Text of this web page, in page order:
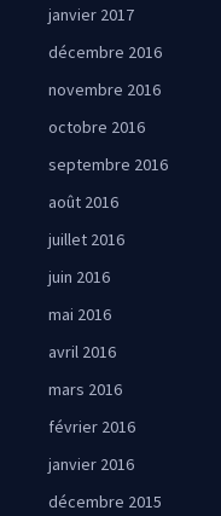
janvier 2017
décembre 2016
novembre 2016
octobre 2016
septembre 2016
août 2016
juillet 2016
juin 2016
mai 2016
avril 2016
mars 2016
février 2016
janvier 2016
décembre 2015